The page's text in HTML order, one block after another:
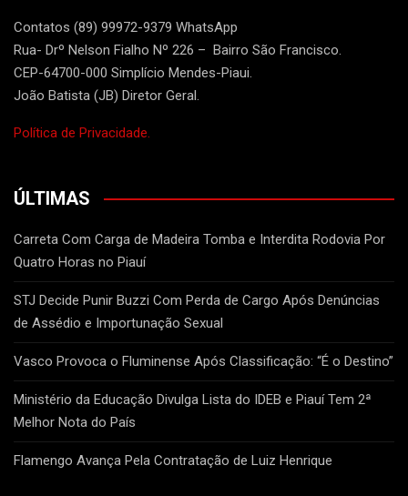
Contatos (89) 99972-9379 WhatsApp
Rua- Drº Nelson Fialho Nº 226 – Bairro São Francisco.
CEP-64700-000 Simplício Mendes-Piaui.
João Batista (JB) Diretor Geral.
Política de Privacidade.
ÚLTIMAS
Carreta Com Carga de Madeira Tomba e Interdita Rodovia Por
Quatro Horas no Piauí
STJ Decide Punir Buzzi Com Perda de Cargo Após Denúncias
de Assédio e Importunação Sexual
Vasco Provoca o Fluminense Após Classificação: “É o Destino”
Ministério da Educação Divulga Lista do IDEB e Piauí Tem 2ª
Melhor Nota do País
Flamengo Avança Pela Contratação de Luiz Henrique